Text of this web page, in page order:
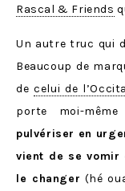
Rascal & Friends
Un autre truc qui
Beaucoup de
decelui de
porte moi-
pulvériser en
vient de se vomir
le changer (hé